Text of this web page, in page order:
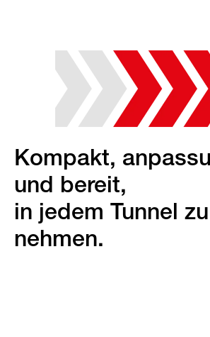
Kompakt,
und bereit,
in jedem Tunnel zu
nehmen.